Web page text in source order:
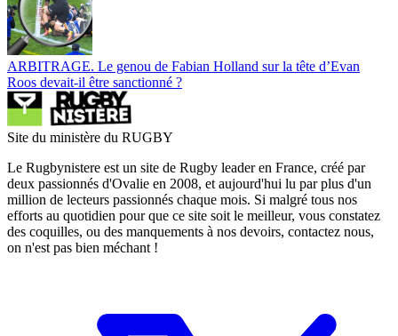
ARBITRAGE. Le genou de Fabian Holland sur la tête d’Evan
Roos devait-il être sanctionné ?
Site du ministère du RUGBY
Le Rugbynistere est un site de Rugby leader en France, créé par
deux passionnés d'Ovalie en 2008, et aujourd'hui lu par plus d'un
million de lecteurs passionnés chaque mois. Si malgré tous nos
efforts au quotidien pour que ce site soit le meilleur, vous constatez
des coquilles, ou des manquements à nos devoirs, contactez nous,
on n'est pas bien méchant !